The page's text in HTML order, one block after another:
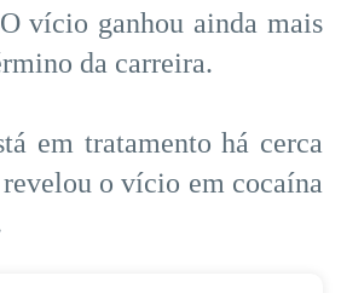
vício ganhou ainda mais
da carreira.
em tratamento há cerca
o vício em cocaína